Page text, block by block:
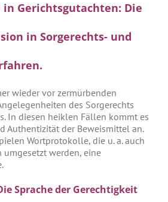
Gerichtsgutachten: Die
in Sorgerechts- und
wieder vor zermürbenden
des Sorgerechts
In diesen heiklen Fällen kommt es
Authentizität der Beweismittel an.
Wortprotokolle, die u. a. auch
werden, eine
Sprache der Gerechtigkeit